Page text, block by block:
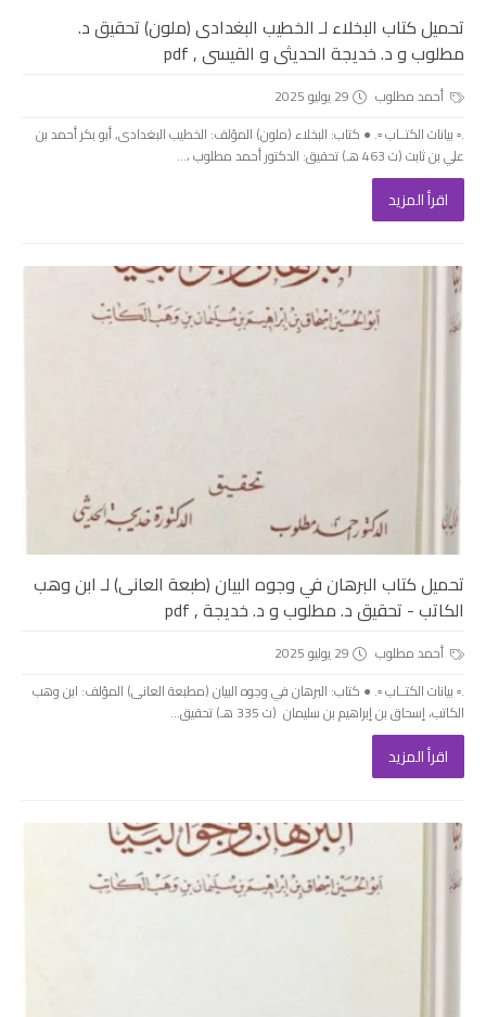
تحميل كتاب البخلاء لـ الخطيب البغدادى (ملون) تحقيق د.
مطلوب و د. خديجة الحديثى و القيسى , pdf
أحمد مطلوب
29 يوليو 2025
.▫️ بيانات الكتــاب ▫️. ● كتاب: البخلاء (ملون) المؤلف: الخطيب البغدادى, أبو بكر أحمد بن
علي بن ثابت (ت 463 هـ) تحقيق: الدكتور أحمد مطلوب ،...
اقرأ المزيد
تحميل كتاب البرهان في وجوه البيان (طبعة العانى) لـ ابن وهب
الكاتب - تحقيق د. مطلوب و د. خديجة , pdf
أحمد مطلوب
29 يوليو 2025
.▫️ بيانات الكتــاب ▫️. ● كتاب: البرهان في وجوه البيان (مطبعة العانى) المؤلف: ابن وهب
الكاتب، إسحاق بن إبراهيم بن سليمان (ت 335 هـ) تحقيق...
اقرأ المزيد